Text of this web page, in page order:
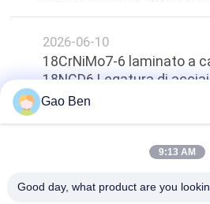
2026-06-10
18CrNiMo7-6 laminato a
18NCD6 Legatura di
top
Gao Ben
9:13 AM
Good day, what product are you